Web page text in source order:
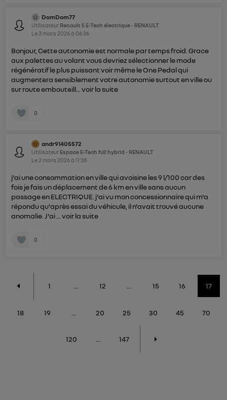
DomDom77
Utilisateur Renault 5 E-Tech électrique - RENAULT
Le 3 mars 2026à 06:36
Bonjour, Cette autonomie est normale par temps froid. Grace
aux palettes au volant vous devriez sélectionner le mode
régénératif le plus puissant voir même le One Pedal qui
augmentera sensiblement votre autonomie surtout en ville ou
sur route embouteill...voir la suite
0
andr91405572
Utilisateur Espace E-Tech full hybrid - RENAULT
Le 2 mars 2026à11:38
j'ai une consommation en ville qui avoisine les 9 l/100 car des
fois je fais un déplacement de 6 km en ville sans aucun
passage en ELECTRIQUE. j'ai vu mon concessionnaire qui m'a
répondu qu'après essai du véhicule, il n'avait trouvé aucune
anomalie. J'ai ...voir la suite
0
1 ... 12 ... 15 16 17
18 19 20 25 30 45 70
120 147